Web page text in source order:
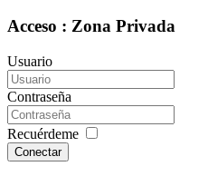
Acceso : Zona Privada
Usuario
Contraseña
Recuérdeme
Conectar